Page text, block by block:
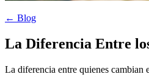
← Blog
La Diferencia Entre
La diferencia entre quienes cambian